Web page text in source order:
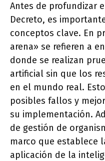
Antes de profundizar
Decreto, es
conceptos clave. En
arena» se refieren a
donde se realizan
artificial sin que los
en el mundo real.
posibles fallos y
su implementación.
de gestión de
marco que establece
aplicación de la